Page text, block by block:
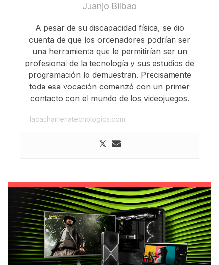
Juanjo Bilbao
A pesar de su discapacidad física, se dio
cuenta de que los ordenadores podrían ser
una herramienta que le permitirían ser un
profesional de la tecnología y sus estudios de
programación lo demuestran. Precisamente
toda esa vocación comenzó con un primer
contacto con el mundo de los videojuegos.
lacacharreriatecnologica.com